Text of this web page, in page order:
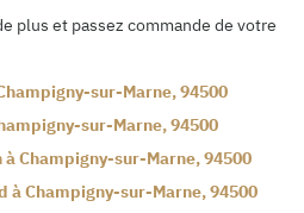
plus et passez commande de votre
sur-Marne,94500
sur-Marne,94500
àChampigny-sur-Marne,94500
àChampigny-sur-Marne,94500